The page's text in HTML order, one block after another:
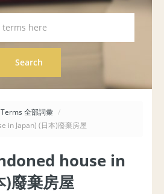
全部詞彙 /
in Japan) (日本)廢棄房屋
house in
)廢棄房屋